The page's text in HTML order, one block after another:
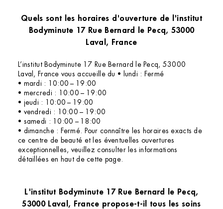
Quels sont les horaires d'ouverture de l'institut
Bodyminute 17 Rue Bernard le Pecq, 53000
Laval, France
L’institut Bodyminute 17 Rue Bernard le Pecq, 53000
Laval, France vous accueille du • lundi : Fermé
• mardi : 10:00 – 19:00
• mercredi : 10:00 – 19:00
• jeudi : 10:00 – 19:00
• vendredi : 10:00 – 19:00
• samedi : 10:00 – 18:00
• dimanche : Fermé. Pour connaître les horaires exacts de
ce centre de beauté et les éventuelles ouvertures
exceptionnelles, veuillez consulter les informations
détaillées en haut de cette page.
L'institut Bodyminute 17 Rue Bernard le Pecq,
53000 Laval, France propose-t-il tous les soins